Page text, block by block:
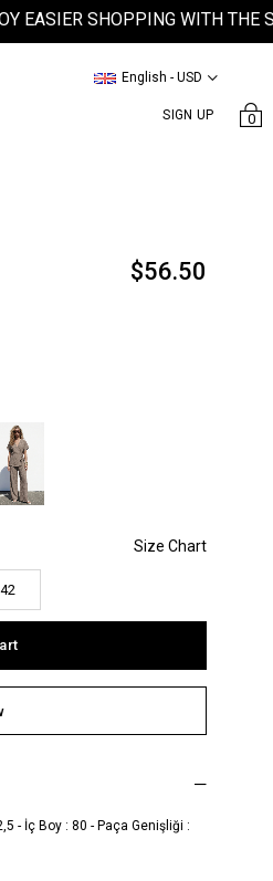
SHOPPING WITH THE
SIGN UP
English - USD
0
$56.50
42
- İç Boy : 80 - Paça Genişliği :